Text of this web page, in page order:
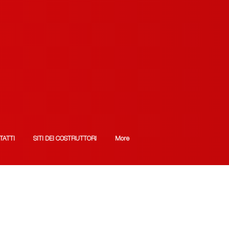
SITI DEI COSTRUTTORI More